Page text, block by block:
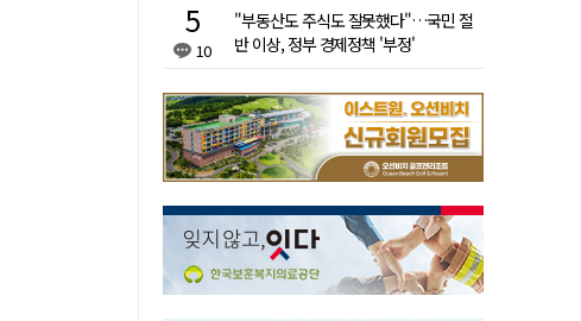
10
"부동산도 주식도 잘못했다"…국민 절
반 이상, 정부 경제정책 '부정'